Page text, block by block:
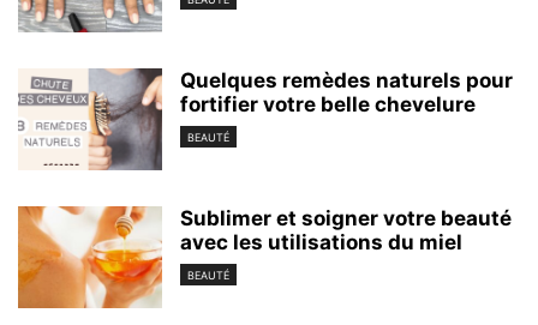
Quelques remèdes naturels pour
fortifier votre belle chevelure
BEAUTÉ
Sublimer et soigner votre beauté
avec les utilisations du miel
BEAUTÉ